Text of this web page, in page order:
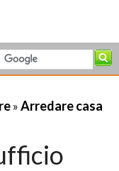
»Arredare casa